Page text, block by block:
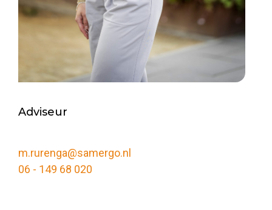
Adviseur
m.rurenga@samergo.nl
06 - 149 68 020